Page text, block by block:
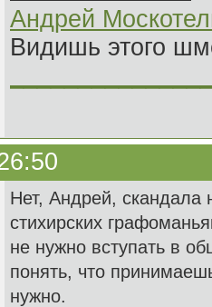
Андрей
Видишь этого
Нет, Андрей, скандала
стихирских
не нужно вступать в
понять, что
нужно.